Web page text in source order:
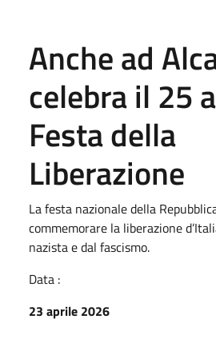
Anche ad
celebra il 25
Festa della
Liberazione
La festa nazionale della
commemorare la liberazione
nazista e dal fascismo.
Data :
23 aprile 2026